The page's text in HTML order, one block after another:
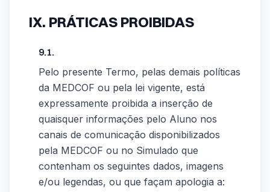
IX. PRÁTICAS PROIBIDAS
9.1.
Pelo presente Termo, pelas demais políticas
da MEDCOF ou pela lei vigente, está
expressamente proibida a inserção de
quaisquer informações pelo Aluno nos
canais de comunicação disponibilizados
pela MEDCOF ou no Simulado que
contenham os seguintes dados, imagens
e/ou legendas, ou que façam apologia a: